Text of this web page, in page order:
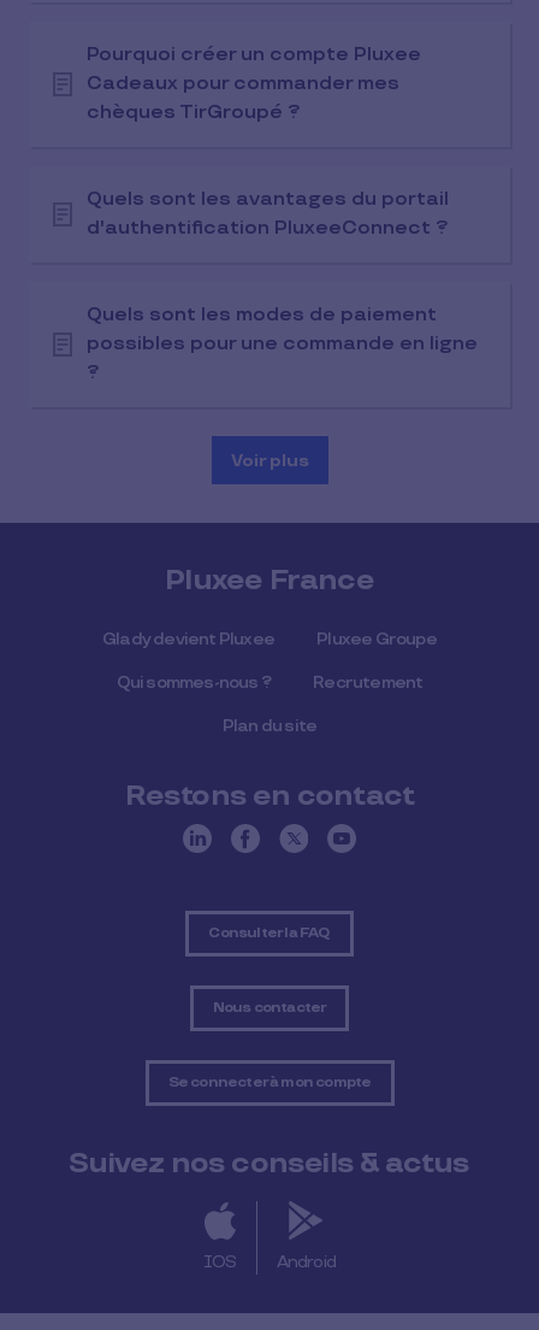
Pourquoi créer un compte Pluxee
Cadeaux pour commander mes
chèques TirGroupé ?
Quels sont les avantages du portail
d'authentification PluxeeConnect ?
Quels sont les modes de paiement
possibles pour une commande en ligne
?
Voir plus
Pluxee France
Glady devient Pluxee Pluxee Groupe
Qui sommes-nous ? Recrutement
Plan du site
Restons en contact
Consulter la FAQ
Nous contacter
Se connecter à mon compte
Suivez nos conseils & actus
IOS Android